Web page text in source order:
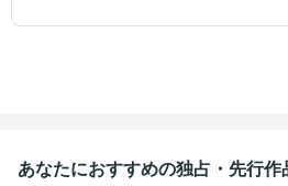
あなたにおすすめの独占・先行作